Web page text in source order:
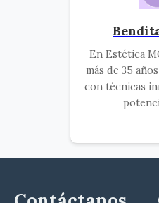
En Estética
más de 35
con técnicas